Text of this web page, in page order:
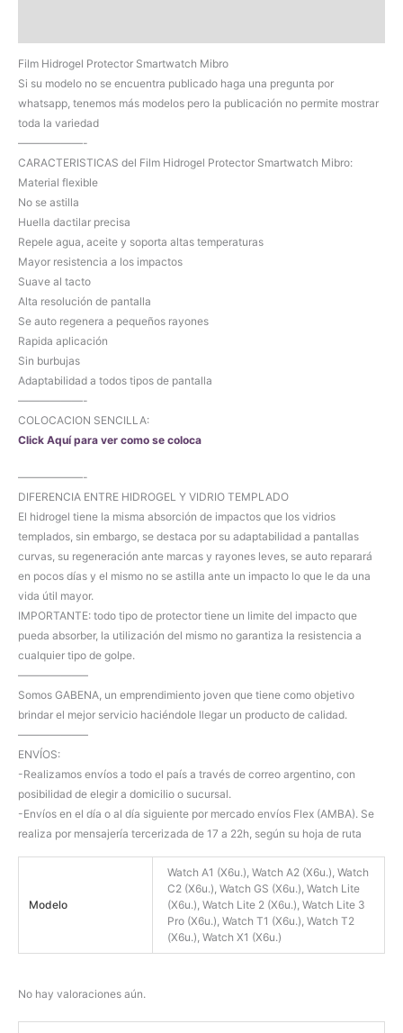
Film Hidrogel Protector Smartwatch Mibro
Si su modelo no se encuentra publicado haga una pregunta por
whatsapp, tenemos más modelos pero la publicación no permite mostrar
toda la variedad
——————-
CARACTERISTICAS del Film Hidrogel Protector Smartwatch Mibro:
Material flexible
No se astilla
Huella dactilar precisa
Repele agua, aceite y soporta altas temperaturas
Mayor resistencia a los impactos
Suave al tacto
Alta resolución de pantalla
Se auto regenera a pequeños rayones
Rapida aplicación
Sin burbujas
Adaptabilidad a todos tipos de pantalla
——————-
COLOCACION SENCILLA:
Click Aquí para ver como se coloca
——————-
DIFERENCIA ENTRE HIDROGEL Y VIDRIO TEMPLADO
El hidrogel tiene la misma absorción de impactos que los vidrios
templados, sin embargo, se destaca por su adaptabilidad a pantallas
curvas, su regeneración ante marcas y rayones leves, se auto reparará
en pocos días y el mismo no se astilla ante un impacto lo que le da una
vida útil mayor.
IMPORTANTE: todo tipo de protector tiene un limite del impacto que
pueda absorber, la utilización del mismo no garantiza la resistencia a
cualquier tipo de golpe.
——————–
Somos GABENA, un emprendimiento joven que tiene como objetivo
brindar el mejor servicio haciéndole llegar un producto de calidad.
——————–
ENVÍOS:
-Realizamos envíos a todo el país a través de correo argentino, con
posibilidad de elegir a domicilio o sucursal.
-Envíos en el día o al día siguiente por mercado envíos Flex (AMBA). Se
realiza por mensajería tercerizada de 17 a 22h, según su hoja de ruta
Modelo
Watch A1 (X6u.), Watch A2 (X6u.), Watch
C2 (X6u.), Watch GS (X6u.), Watch Lite
(X6u.), Watch Lite 2 (X6u.), Watch Lite 3
Pro (X6u.), Watch T1 (X6u.), Watch T2
(X6u.), Watch X1 (X6u.)
No hay valoraciones aún.